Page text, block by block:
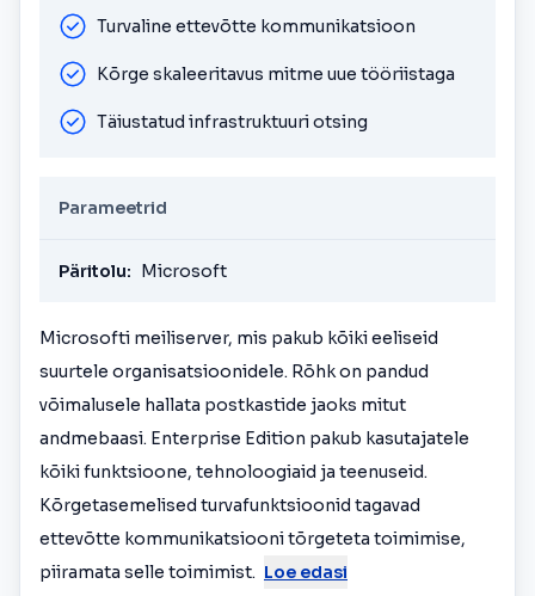
Microsofti meiliserver, mis pakub kõiki eeliseid
suurtele organisatsioonidele. Rõhk on pandud
võimalusele hallata postkastide jaoks mitut
andmebaasi. Enterprise Edition pakub kasutajatele
kõiki funktsioone, tehnoloogiaid ja teenuseid.
Kõrgetasemelised turvafunktsioonid tagavad
ettevõtte kommunikatsiooni tõrgeteta toimimise,
piiramata selle toimimist. Loe edasi
Turvaline ettevõtte kommunikatsioon
Kõrge skaleeritavus mitme uue tööriistaga
Täiustatud infrastruktuuri otsing
Parameetrid
Päritolu: Microsoft